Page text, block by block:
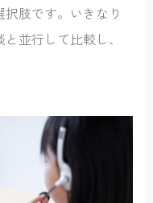
肢です。いきなり
並行して比較し、